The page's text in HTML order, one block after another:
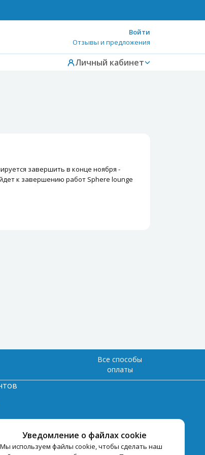
Войти
Отзывы и предложения
Личный кабинет
завершить в конце ноября -
к завершению работ Sphere lounge
Уведомление о файлах cookie
Мы используем файлы cookie, чтобы сделать наш
Все способы
оплаты